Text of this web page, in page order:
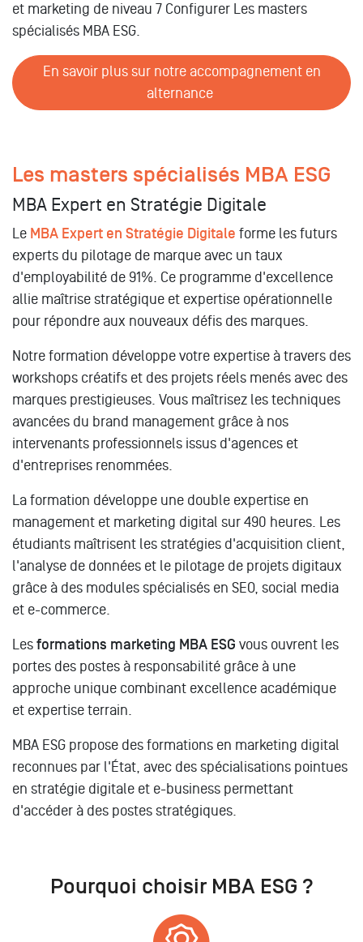
et marketing de niveau 7 Configurer Les masters
spécialisés MBA ESG.
En savoir plus sur notre accompagnement en
alternance
Les masters spécialisés MBA ESG
MBA Expert en Stratégie Digitale
Le MBA Expert en Stratégie Digitale forme les futurs
experts du pilotage de marque avec un taux
d'employabilité de 91%. Ce programme d'excellence
allie maîtrise stratégique et expertise opérationnelle
pour répondre aux nouveaux défis des marques.
Notre formation développe votre expertise à travers des
workshops créatifs et des projets réels menés avec des
marques prestigieuses. Vous maîtrisez les techniques
avancées du brand management grâce à nos
intervenants professionnels issus d'agences et
d'entreprises renommées.
La formation développe une double expertise en
management et marketing digital sur 490 heures. Les
étudiants maîtrisent les stratégies d'acquisition client,
l'analyse de données et le pilotage de projets digitaux
grâce à des modules spécialisés en SEO, social media
et e-commerce.
Les formations marketing MBA ESG vous ouvrent les
portes des postes à responsabilité grâce à une
approche unique combinant excellence académique
et expertise terrain.
MBA ESG propose des formations en marketing digital
reconnues par l'État, avec des spécialisations pointues
en stratégie digitale et e-business permettant
d'accéder à des postes stratégiques.
Pourquoi choisir MBA ESG ?